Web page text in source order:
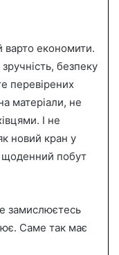
варто економити.
безпеку
перевірених
матеріали, не
І не
новий кран у
щоденний побут
замислюєтесь
Саме так має